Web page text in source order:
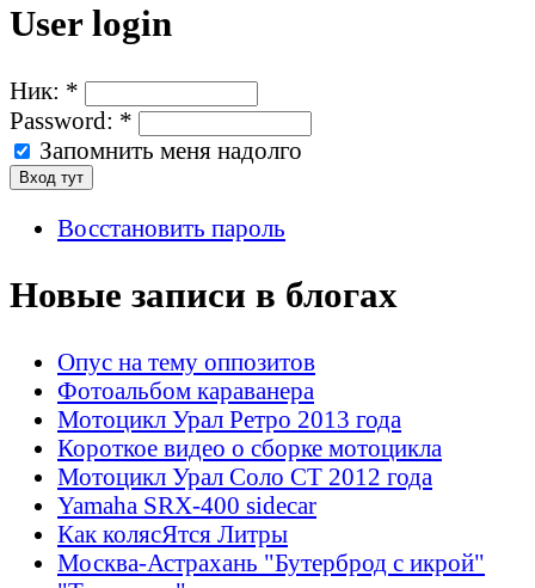
User login
Ник: *
Password: *
Запомнить меня надолго
Восстановить пароль
Новые записи в блогах
Опус на тему оппозитов
Фотоальбом караванера
Мотоцикл Урал Ретро 2013 года
Короткое видео о сборке мотоцикла
Мотоцикл Урал Соло СТ 2012 года
Yamaha SRX-400 sidecar
Как колясЯтся Литры
Москва-Астрахань "Бутерброд с икрой"